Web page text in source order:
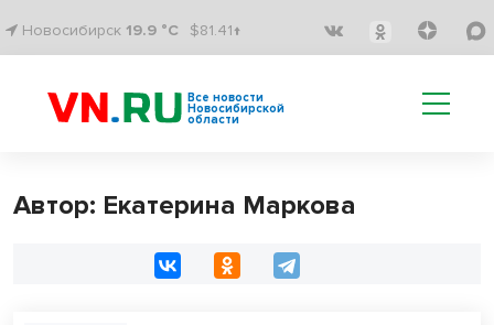
Новосибирск 19.9 °C $81.41↑
Все новости
Новосибирской
области
Автор: Екатерина Маркова